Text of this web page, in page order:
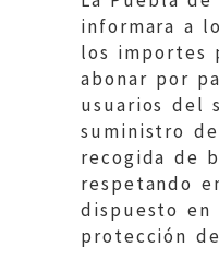
informara a
los importes
abonar por
usuarios del
suministro
recogida de
respetando
dispuesto en
protección